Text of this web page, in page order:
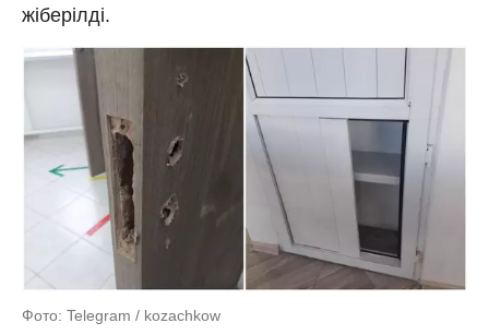
жіберілді.
Фото: Telegram / kozachkow